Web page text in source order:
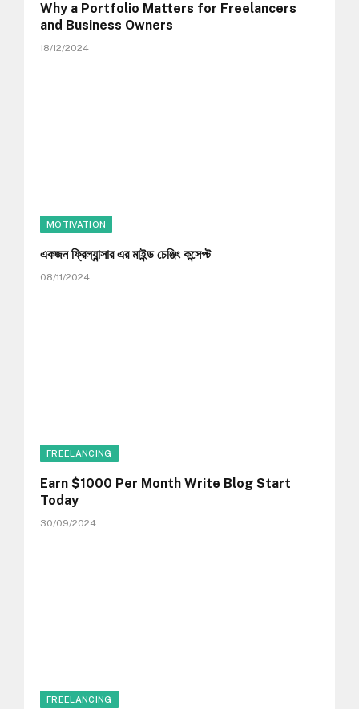
Why a Portfolio Matters for Freelancers
and Business Owners
18/12/2024
MOTIVATION
একজন ফ্রিল্যান্সার এর মাইন্ড চেঞ্জিং কন্সেপ্ট
08/11/2024
FREELANCING
Earn $1000 Per Month Write Blog Start
Today
30/09/2024
FREELANCING